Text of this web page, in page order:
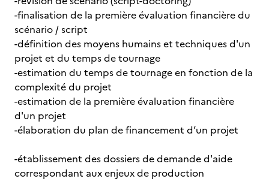
-finalisation de la première évaluation financière du
scénario / script
-définition des moyens humains et techniques d'un
projet et du temps de tournage
-estimation du temps de tournage en fonction de la
complexité du projet
-estimation de la première évaluation financière
d'un projet
-élaboration du plan de financement d’un projet
-établissement des dossiers de demande d'aide
correspondant aux enjeux de production